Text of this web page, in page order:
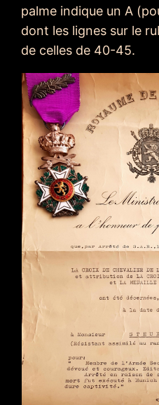
palme indique un A
dont les lignes sur le
de celles de 40-45.